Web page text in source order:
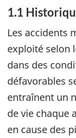
1.1
Les accidents
exploité selon
dans des
défavorables
entraînent un
de vie chaque
en cause des